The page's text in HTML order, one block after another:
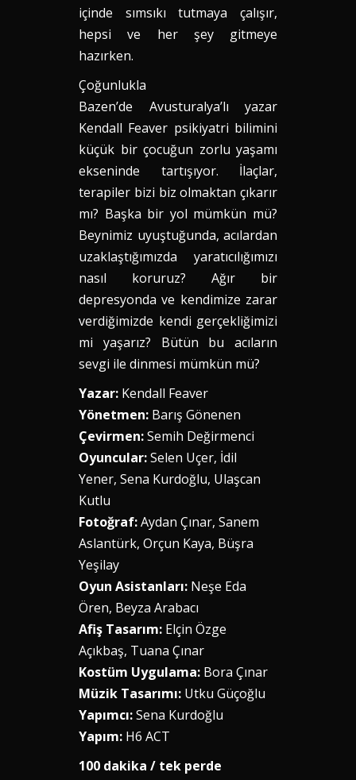
içinde sımsıkı tutmaya çalışır,
hepsi ve her şey gitmeye
hazırken.
Çoğunlukla
Bazen’de Avusturalya’lı yazar
Kendall Feaver psikiyatri bilimini
küçük bir çocuğun zorlu yaşamı
ekseninde tartışıyor. İlaçlar,
terapiler bizi biz olmaktan çıkarır
mı? Başka bir yol mümkün mü?
Beynimiz uyuştuğunda, acılardan
uzaklaştığımızda yaratıcılığımızı
nasıl koruruz? Ağır bir
depresyonda ve kendimize zarar
verdiğimizde kendi gerçekliğimizi
mi yaşarız? Bütün bu acıların
sevgi ile dinmesi mümkün mü?
Yazar: Kendall Feaver
Yönetmen: Barış Gönenen
Çevirmen:Semih Değirmenci
Oyuncular:Selen Uçer, İdil
Yener, Sena Kurdoğlu, Ulaşcan
Kutlu
Fotoğraf:Aydan Çınar, Sanem
Aslantürk, Orçun Kaya, Büşra
Yeşilay
Oyun Asistanları: Neşe Eda
Ören, Beyza Arabacı
Afiş Tasarım: Elçin Özge
Açıkbaş, Tuana Çınar
Kostüm Uygulama: Bora Çınar
Müzik Tasarımı: Utku Güçoğlu
Yapımcı:Sena Kurdoğlu
Yapım: H6 ACT
100 dakika / tek perde